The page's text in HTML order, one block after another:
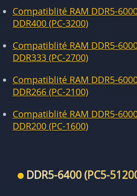
Compatiblité RAM DDR5-
DDR400 (PC-3200)
Compatiblité RAM DDR5-
DDR333 (PC-2700)
Compatiblité RAM DDR5-
DDR266 (PC-2100)
Compatiblité RAM DDR5-
DDR200 (PC-1600)
DDR5-6400 (PC5-